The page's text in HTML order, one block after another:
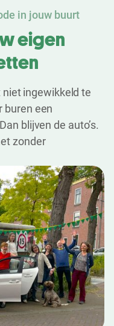
in jouw buurt
eigen
ingewikkeld te
buren een
blijven de auto’s.
zonder